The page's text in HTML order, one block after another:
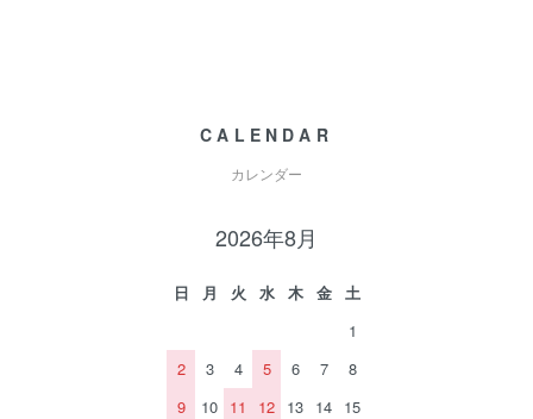
CALENDAR
カレンダー
2026年8月
日 月 火 水 木 金
土
1
2
3 4 5 6 7
8
9
10 11 12 13 14 15